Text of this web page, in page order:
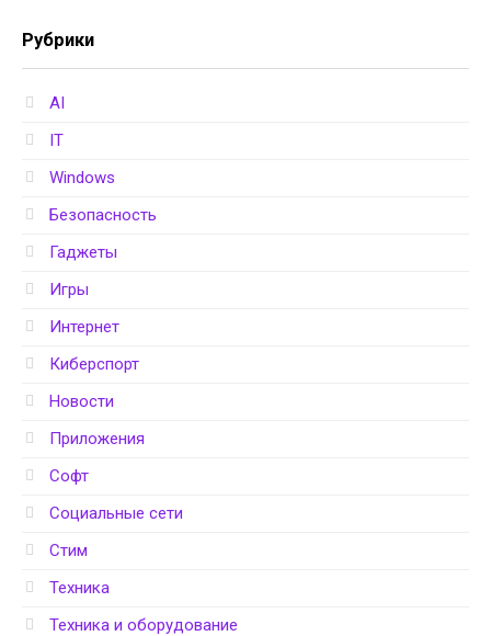
Рубрики
AI
IT
Windows
Безопасность
Гаджеты
Игры
Интернет
Киберспорт
Новости
Приложения
Софт
Социальные сети
Стим
Техника
Техника и оборудование